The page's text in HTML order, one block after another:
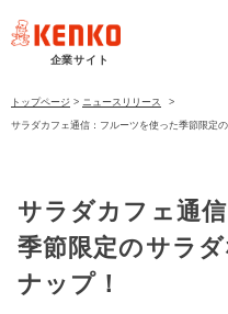
企業サイト
トップページ > ニュースリリース >
サラダカフェ通信：フルーツを使った季節限定
サラダカフェ通
季節限定のサラ
ナップ！